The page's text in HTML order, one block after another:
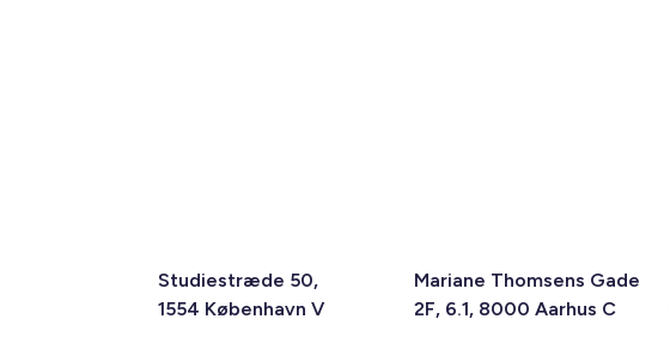
Studiestræde 50,
1554 København V
Mariane Thomsens Gade
2F, 6.1, 8000 Aarhus C